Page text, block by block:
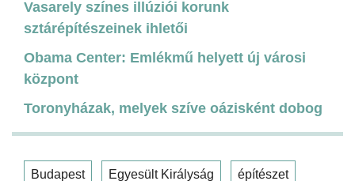
Vasarely színes illúziói korunk
sztárépítészeinek ihletői
Obama Center: Emlékmű helyett új városi
központ
Toronyházak, melyek szíve oázisként dobog
Budapest Egyesült Királyság építészet